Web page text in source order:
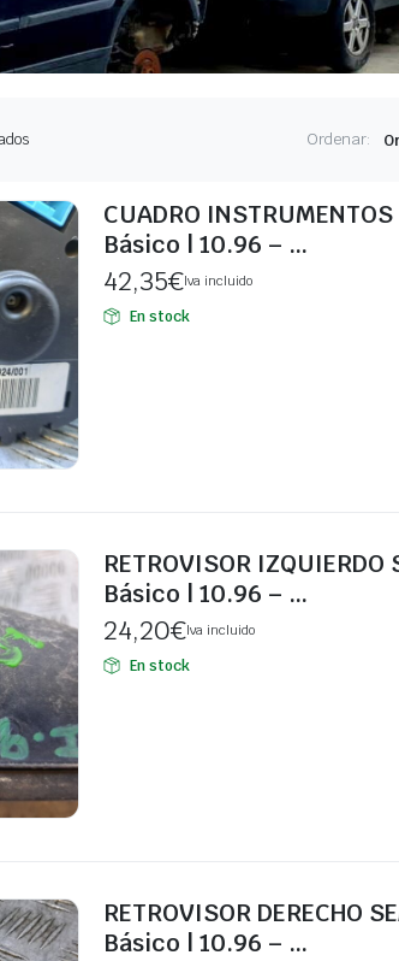
Ordenado
últimos
Ordenar:
CUADRO
Básico | 10.96 – …
42,35€Iva incluido
En stock
RETROVISOR
Básico | 10.96 – …
24,20€Iva incluido
En stock
RETROVISOR DERECHO
Básico | 10.96 – …